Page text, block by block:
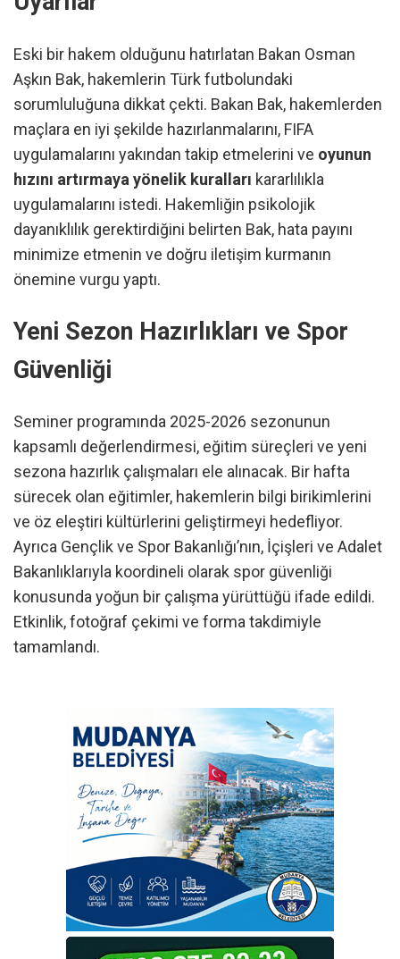
Eski bir hakem olduğunu hatırlatan Bakan Osman
Aşkın Bak, hakemlerin Türk futbolundaki
sorumluluğuna dikkat çekti. Bakan Bak, hakemlerden
maçlara en iyi şekilde hazırlanmalarını, FIFA
uygulamalarını yakından takip etmelerini ve oyunun
hızını artırmaya yönelik kuralları kararlılıkla
uygulamalarını istedi. Hakemliğin psikolojik
dayanıklılık gerektirdiğini belirten Bak, hata payını
minimize etmenin ve doğru iletişim kurmanın
önemine vurgu yaptı.
Yeni Sezon Hazırlıkları ve Spor
Güvenliği
Seminer programında 2025-2026 sezonunun
kapsamlı değerlendirmesi, eğitim süreçleri ve yeni
sezona hazırlık çalışmaları ele alınacak. Bir hafta
sürecek olan eğitimler, hakemlerin bilgi birikimlerini
ve öz eleştiri kültürlerini geliştirmeyi hedefliyor.
Ayrıca Gençlik ve Spor Bakanlığı’nın, İçişleri ve Adalet
Bakanlıklarıyla koordineli olarak spor güvenliği
konusunda yoğun bir çalışma yürüttüğü ifade edildi.
Etkinlik, fotoğraf çekimi ve forma takdimiyle
tamamlandı.